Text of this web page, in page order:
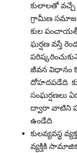
కులాలతో
గ్రామీణ
కుల
ఘర్షణ వస్తే
జీవన విధానం
దోహదపడేది.
సంఘర్షణలు
ద్వారా వాటిని
ఉండేది.
కులవ్యవస్థ
వ్యక్తికి